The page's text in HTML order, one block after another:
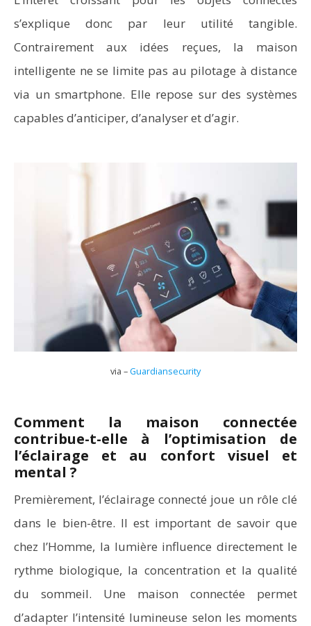
s’explique donc par leur utilité tangible.
Contrairement aux idées reçues, la maison
intelligente ne se limite pas au pilotage à distance
via un smartphone. Elle repose sur des systèmes
capables d’anticiper, d’analyser et d’agir.
via –Guardiansecurity
Comment la maison connectée
contribue-t-elle à l’optimisation de
l’éclairage et au confort visuel et
mental ?
Premièrement, l’éclairage connecté joue un rôle clé
dans le bien-être. Il est important de savoir que
chez l’Homme, la lumière influence directement le
rythme biologique, la concentration et la qualité
du sommeil. Une maison connectée permet
d’adapter l’intensité lumineuse selon les moments